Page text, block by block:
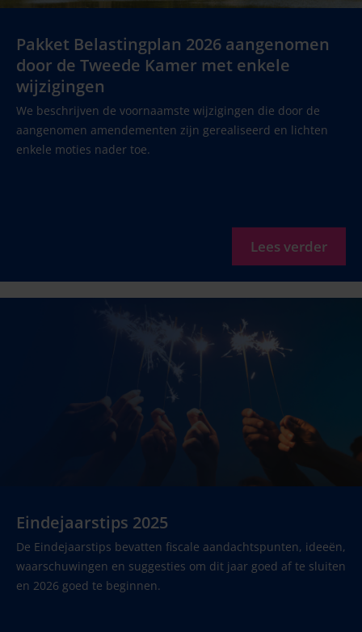
Pakket Belastingplan 2026 aangenomen
door de Tweede Kamer met enkele
wijzigingen
We beschrijven de voornaamste wijzigingen die door de
aangenomen amendementen zijn gerealiseerd en lichten
enkele moties nader toe.
Lees verder
Eindejaarstips 2025
De Eindejaarstips bevatten fiscale aandachtspunten, ideeën,
waarschuwingen en suggesties om dit jaar goed af te sluiten
en 2026 goed te beginnen.